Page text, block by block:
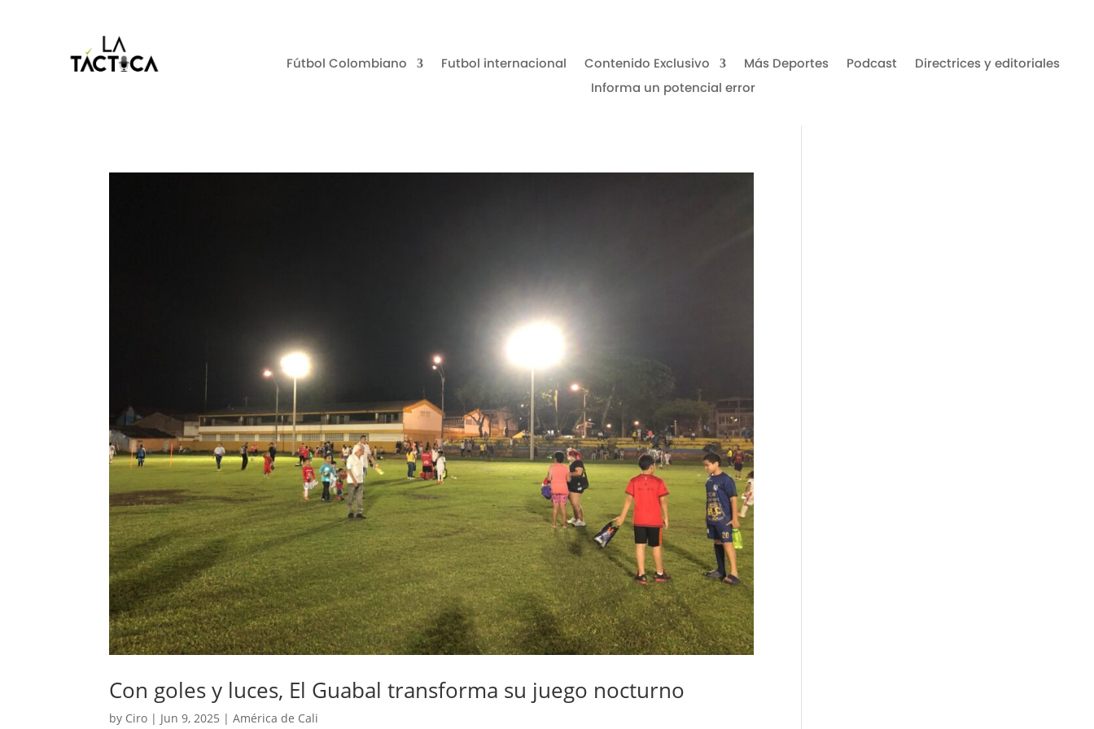
Fútbol Colombiano Futbol internacional Contenido Exclusivo Más Deportes Podcast
Directrices y editoriales
Informa un potencial error
Con goles y luces, El Guabal transforma su juego nocturno
by Ciro | Jun 9, 2025 |América de Cali